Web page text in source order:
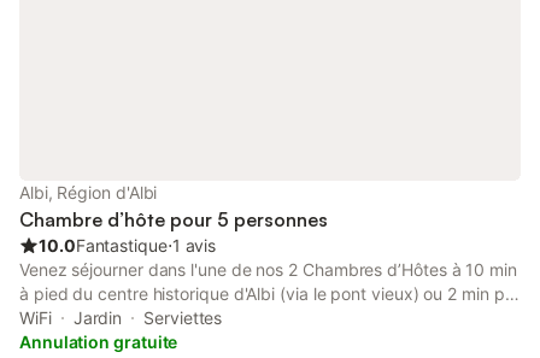
Albi, Région d'Albi
Chambre d’hôte pour 5 personnes
10.0Fantastique⋅1 avis
Venez séjourner dans l'une de nos 2 Chambres d’Hôtes à 10 min
à pied du centre historique d'Albi (via le pont vieux) ou 2 min par
la prochaine passerelle. Nous mettrons tout en oeuvre pour
vous accueillir dans les meilleures conditions sanitaires et
WiFi Jardin
Serviettes
Annulation gratuite